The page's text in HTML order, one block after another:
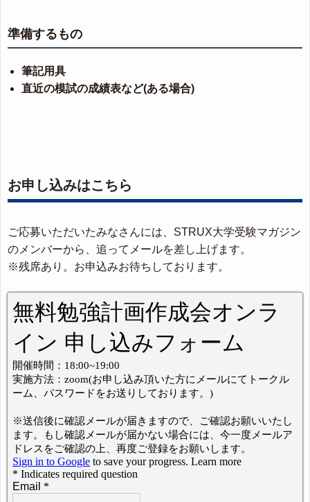
準備するもの
筆記用具
直近の模試の成績表など(ある場合)
お申し込みはこちら
ご応募いただいたみなさんには、STRUX大学受験マガジン
のメンバーから、追ってメールを差し上げます。
※残席あり。お申込みお待ちしております。